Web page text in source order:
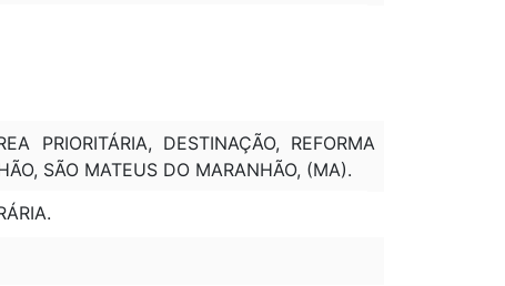
PRIORITÁRIA, DESTINAÇÃO, REFORMA
SÃO MATEUS DO MARANHÃO, (MA).